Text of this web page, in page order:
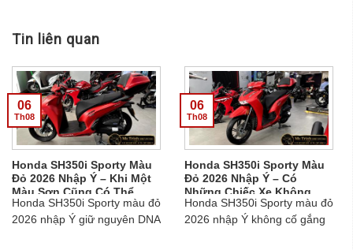
Tin liên quan
Honda SH350i Sporty Màu
Đỏ 2026 Nhập Ý – Khi Một
Màu Sơn Cũng Có Thể
Thay Đổi Thần Thái Của Cả
Chiếc Xe
Honda SH350i Sporty màu đỏ
2026 nhập Ý giữ nguyên DNA
06
Th08
Honda SH350i Sporty Màu
Đỏ 2026 Nhập Ý – Có
Những Chiếc Xe Không
Cần Nổ Máy Vẫn Đủ Khiến
Người Ta Muốn Sở Hữu
Honda SH350i Sporty màu đỏ
2026 nhập Ý không cố gắng
06
Th08